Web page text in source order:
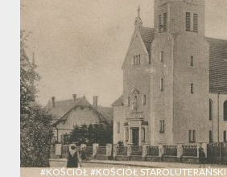
#KOŚCIÓŁ#KOŚCIÓŁ STAROLUTERAŃSKI